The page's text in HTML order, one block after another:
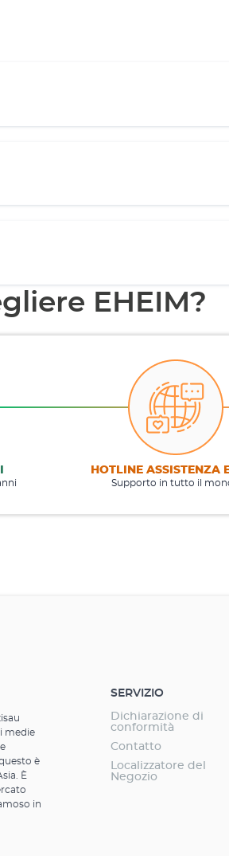
EHEIM?
HOTLINE ASSISTENZA
Supporto in tutto il
medie
è
È
in
SERVIZIO
Dichiarazione di
conformità
Contatto
Localizzatore del
Negozio